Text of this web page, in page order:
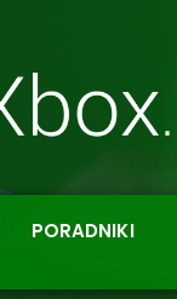
PORADNIKI